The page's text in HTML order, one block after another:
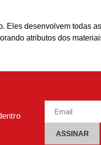
Eles desenvolvem todas
atributos dos